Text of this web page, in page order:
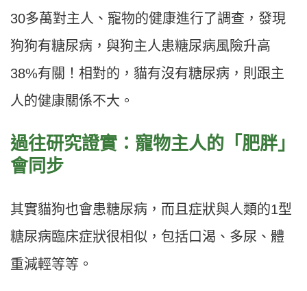
30多萬對主人、寵物的健康進行了調查，發現
狗狗有糖尿病，與狗主人患糖尿病風險升高
38%有關！相對的，貓有沒有糖尿病，則跟主
人的健康關係不大。
過往研究證實：寵物主人的「肥胖」
會同步
其實貓狗也會患糖尿病，而且症狀與人類的1型
糖尿病臨床症狀很相似，包括口渴、多尿、體
重減輕等等。